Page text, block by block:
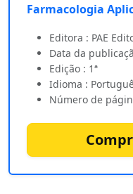
Farmacologia
Editora : PAE
Data da
Edição : 1ª
Idioma :
Número de